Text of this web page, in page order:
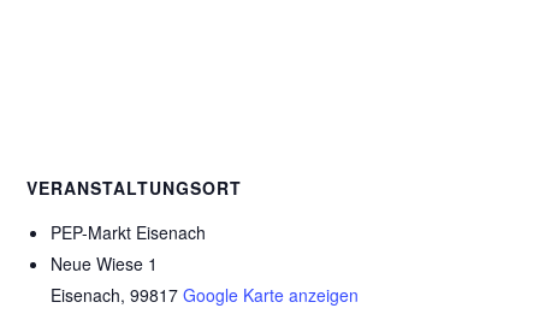
VERANSTALTUNGSORT
PEP-Markt Eisenach
Neue Wiese 1
Eisenach, 99817 Google Karte anzeigen